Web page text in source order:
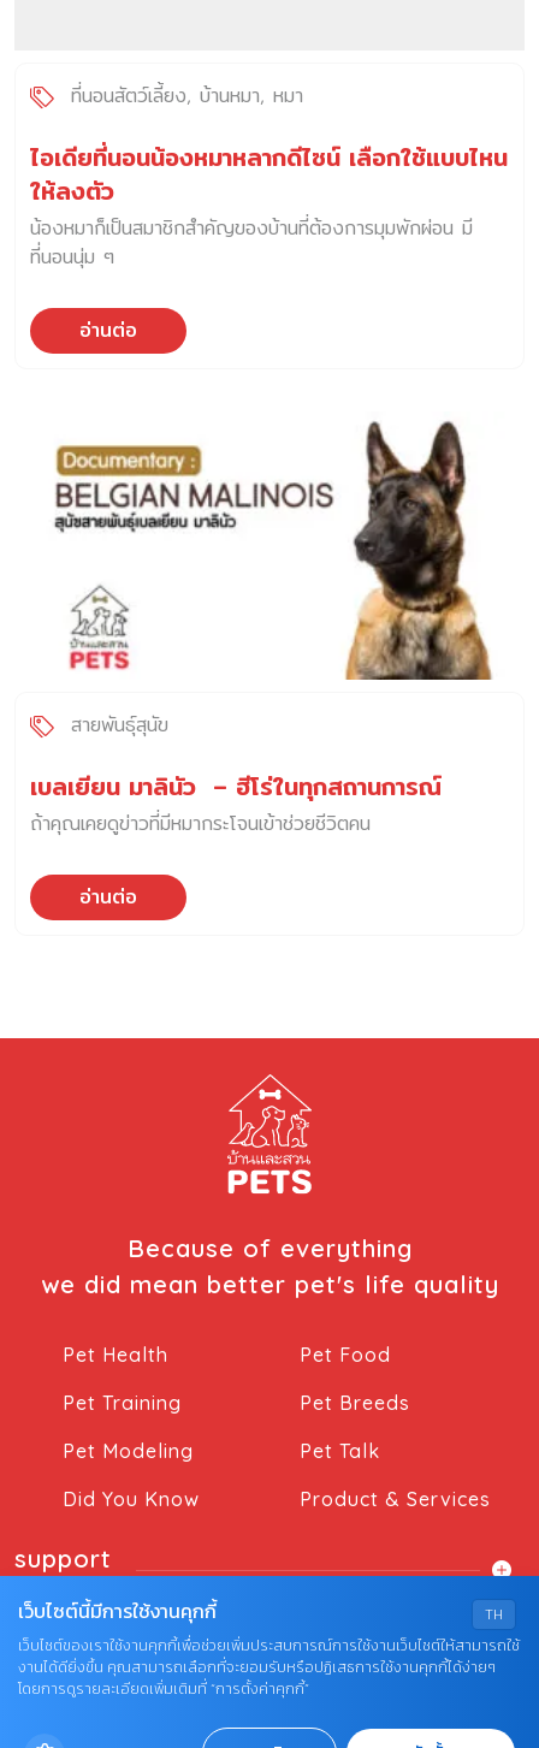
ที่นอนสัตว์เลี้ยง บ้านหมา หมา
ไอเดียที่นอนน้องหมาหลากดีไซน์ เลือกใช้แบบไหน
ให้ลงตัว
น้องหมาก็เป็นสมาชิกสำคัญของบ้านที่ต้องการมุมพักผ่อน มี
ที่นอนนุ่ม ๆ
อ่านต่อ
สายพันธุ์สุนัข
เบลเยียน มาลินัว – ฮีโร่ในทุกสถานการณ์
ถ้าคุณเคยดูข่าวที่มีหมากระโจนเข้าช่วยชีวิตคน
อ่านต่อ
Because of everything
we did mean better pet's life quality
Pet Health
Pet Food
Pet Training
Pet Breeds
Pet Modeling
Pet Talk
Did You Know
Product & Services
support
TH
เว็บไซต์นี้มีการใช้งานคุกกี้
เว็บไซต์ของเราใช้งานคุกกี้เพื่อช่วยเพิ่มประสบการณ์การใช้งานเว็บไซต์ให้สามารถใช้
งานได้ดียิ่งขึ้น คุณสามารถเลือกที่จะยอมรับหรือปฏิเสธการใช้งานคุกกี้ได้ง่ายๆ
โดยการดูรายละเอียดเพิ่มเติมที่ “การตั้งค่าคุกกี้”